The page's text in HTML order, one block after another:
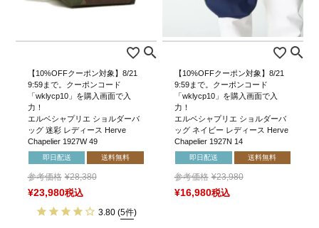
【10%OFFクーポン対象】8/21
9:59まで。クーポンコード
「wklycp10」を購入画面で入
力！
エルベシャプリエ ショルダーバ
ッグ 迷彩 レディース Herve
Chapelier 1927W 49
即日配送 送料無料
参考価格 ¥28,380
¥23,980税込
3.80 (5件)
【10%OFFクーポン対象】8/21
9:59まで。クーポンコード
「wklycp10」を購入画面で入
力！
エルベシャプリエ ショルダーバ
ッグ ネイビー レディース Herve
Chapelier 1927N 14
即日配送 送料無料
参考価格 ¥23,980
¥16,980税込